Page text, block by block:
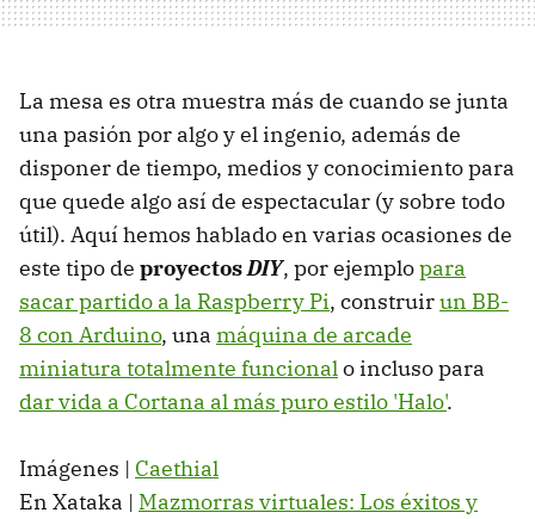
La mesa es otra muestra más de cuando se junta
una pasión por algo y el ingenio, además de
disponer de tiempo, medios y conocimiento para
que quede algo así de espectacular (y sobre todo
útil). Aquí hemos hablado en varias ocasiones de
este tipo de proyectosDIY, por ejemplopara
sacar partido a la Raspberry Pi, construirun BB-
8 con Arduino, una máquina de arcade
miniatura totalmente funcionalo incluso para
dar vida a Cortana al más puro estilo 'Halo'.
Imágenes | Caethial
En Xataka | Mazmorras virtuales: Los éxitos y